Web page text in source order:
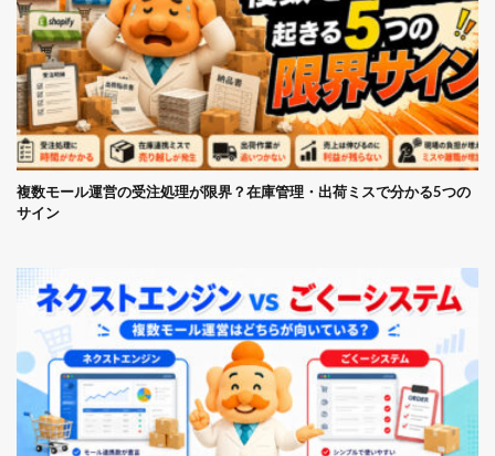
複数モール運営の受注処理が限界？在庫管理・出荷ミスで分かる5つの
サイン